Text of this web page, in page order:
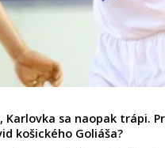
Karlovka sa naopak trápi.
košického Goliáša?